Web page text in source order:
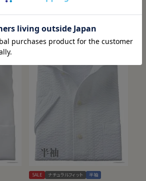
SALE ナチュラルフィット 半袖